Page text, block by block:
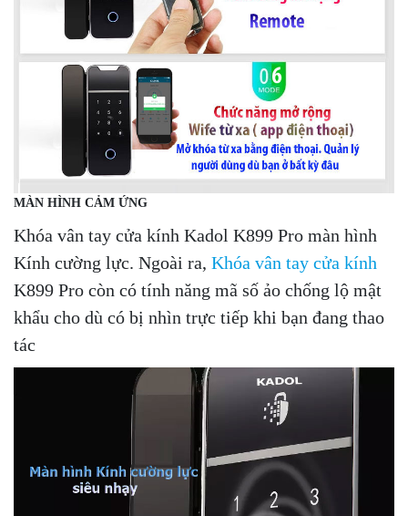
MÀN HÌNH CẢM ỨNG
Khóa vân tay cửa kính Kadol K899 Pro màn hình
Kính cường lực. Ngoài ra, Khóa vân tay cửa kính
K899 Pro còn có tính năng mã số ảo chống lộ mật
khẩu cho dù có bị nhìn trực tiếp khi bạn đang thao
tác